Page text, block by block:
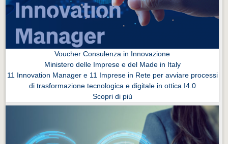
Voucher Consulenza in Innovazione
Ministero delle Imprese e del Made in Italy
11 Innovation Manager e 11 Imprese in Rete per avviare processi
di trasformazione tecnologica e digitale in ottica I4.0
Scopri di più